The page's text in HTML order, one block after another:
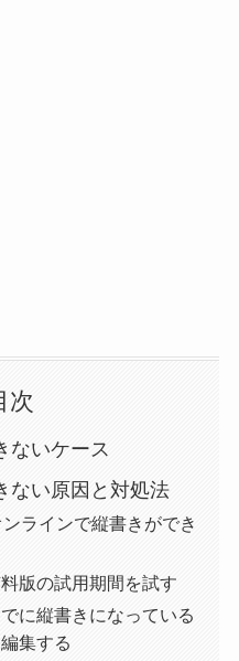
次
ないケース
ない原因と対処法
ラインで縦書きができ
版の試用期間を試す
に縦書きになっている
集する